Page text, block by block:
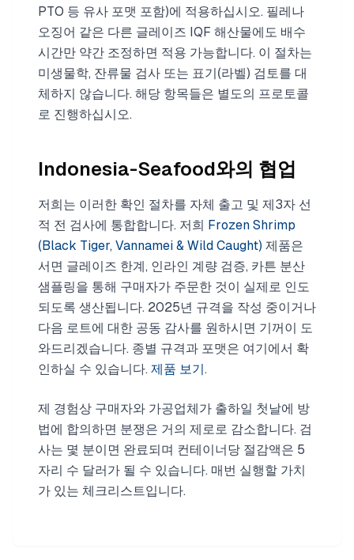
PTO 등 유사 포맷 포함)에 적용하십시오. 필레나
오징어 같은 다른 글레이즈 IQF 해산물에도 배수
시간만 약간 조정하면 적용 가능합니다. 이 절차는
미생물학, 잔류물 검사 또는 표기(라벨) 검토를 대
체하지 않습니다. 해당 항목들은 별도의 프로토콜
로 진행하십시오.
Indonesia-Seafood와의 협업
저희는 이러한 확인 절차를 자체 출고 및 제3자 선
적 전 검사에 통합합니다. 저희 Frozen Shrimp
(Black Tiger, Vannamei & Wild Caught) 제품은
서면 글레이즈 한계, 인라인 계량 검증, 카튼 분산
샘플링을 통해 구매자가 주문한 것이 실제로 인도
되도록 생산됩니다. 2025년 규격을 작성 중이거나
다음 로트에 대한 공동 감사를 원하시면 기꺼이 도
와드리겠습니다. 종별 규격과 포맷은 여기에서 확
인하실 수 있습니다. 제품 보기.
제 경험상 구매자와 가공업체가 출하일 첫날에 방
법에 합의하면 분쟁은 거의 제로로 감소합니다. 검
사는 몇 분이면 완료되며 컨테이너당 절감액은 5
자리 수 달러가 될 수 있습니다. 매번 실행할 가치
가 있는 체크리스트입니다.